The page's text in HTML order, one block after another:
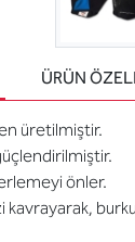
ÜRÜN
üretilmiştir.
önler.
kavrayarak,